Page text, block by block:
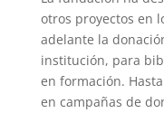
otros proyectos en
adelante la
institución, para
en formación.
en campañas de